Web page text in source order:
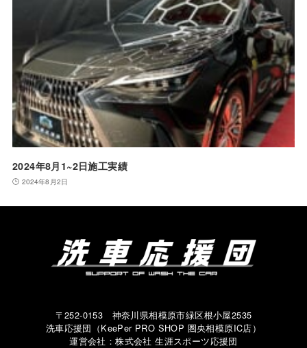
2024年8月1~2日施工実績
2024年8月2日
〒252-0153 神奈川県相模原市緑区根小屋2535
洗車応援団（KeePer PRO SHOP 圏央相模原IC店）
運営会社：株式会社 生涯スポーツ応援団